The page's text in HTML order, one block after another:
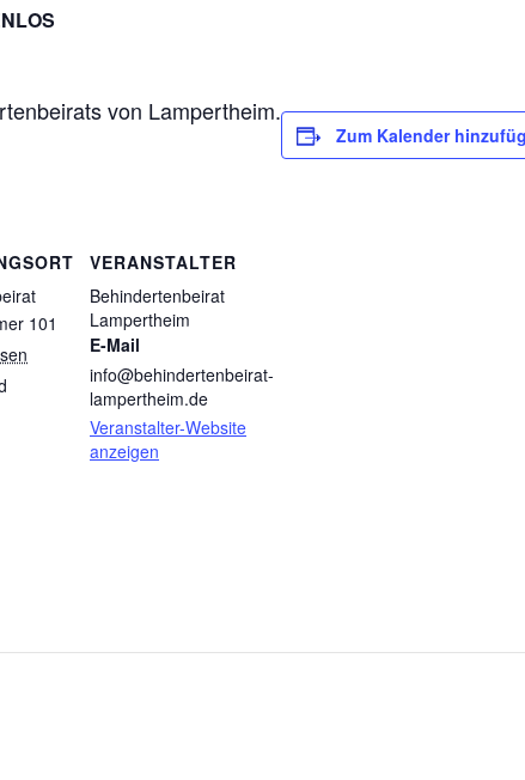
von Lampertheim.
Zum Kalender
101
VERANSTALTER
Behindertenbeirat
Lampertheim
E-Mail
info@behindertenbeirat-
lampertheim.de
Veranstalter-Website
anzeigen